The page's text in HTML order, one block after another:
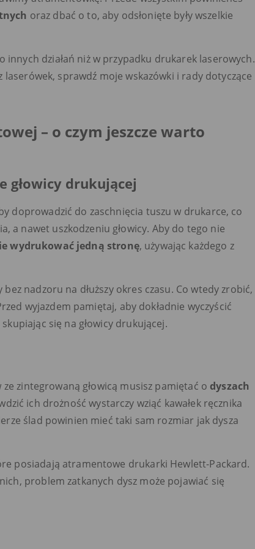
oraz dbać o to, aby odsłonięte były wszelkie
działań niż w przypadku drukarek laserowych.
laserówek, sprawdź moje wskazówki i rady dotyczące
– o czym jeszcze warto
głowicy drukującej
doprowadzić do zaschnięcia tuszu w drukarce, co
a nawet uszkodzeniu głowicy. Aby do tego nie
wydrukować jedną stronę, używając każdego z
nadzoru na dłuższy okres czasu. Co wtedy zrobić,
wyjazdem pamiętaj, aby dokładnie wyczyścić
się na głowicy drukującej.
zintegrowaną głowicą musisz pamiętać o dyszach
ich drożność wystarczy wziąć kawałek ręcznika
ślad powinien mieć taki sam rozmiar jak dysza
posiadają atramentowe drukarki Hewlett-Packard.
problem zatkanych dysz może pojawiać się